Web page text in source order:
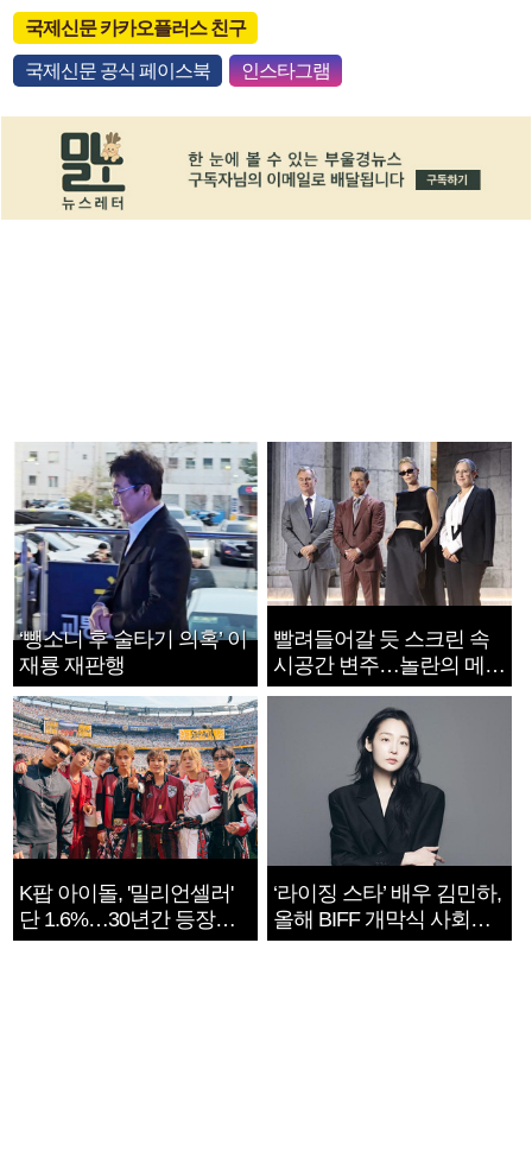
국제신문 카카오플러스 친구
국제신문 공식 페이스북 인스타그램
‘뺑소니 후 술타기 의혹’ 이
재룡 재판행
빨려들어갈 듯 스크린 속
시공간 변주…놀란의 메시
지는 ‘전쟁 속죄’
K팝 아이돌, '밀리언셀러'
단 1.6%…30년간 등장
1182개팀 전수조사
‘라이징 스타’ 배우 김민하,
올해 BIFF 개막식 사회자
확정